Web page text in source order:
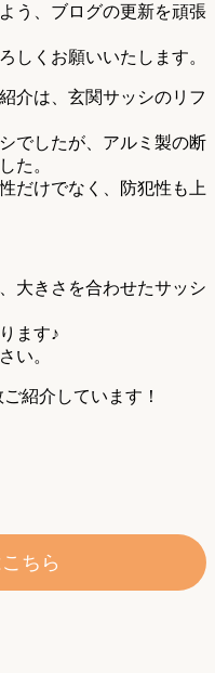
う、ブログの更新を頑張
しくお願いいたします。
介は、玄関サッシのリフ
でしたが、アルミ製の断
た。
だけでなく、防犯性も上
大きさを合わせたサッシ
ます♪
い。
紹介しています！
ちら